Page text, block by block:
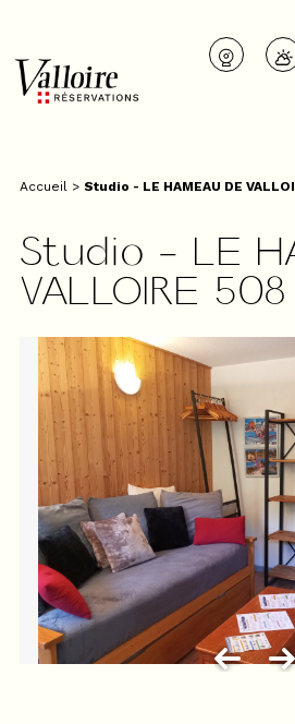
Accueil > Studio - LE HAMEAU DE
Studio - LE
VALLOIRE 508